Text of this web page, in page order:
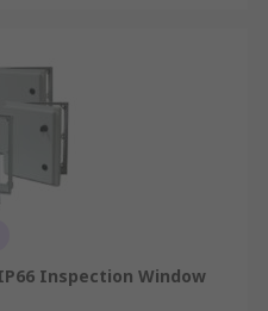
Inspection Window